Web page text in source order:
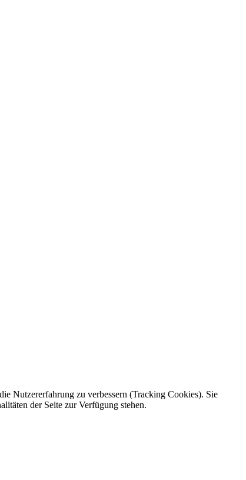
Nutzererfahrung zu verbessern (Tracking Cookies). Sie
der Seite zur Verfügung stehen.